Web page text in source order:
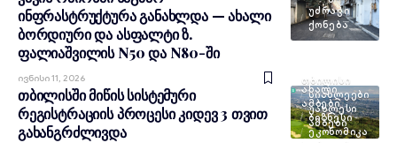
ᲣᲫᲠᲐᲕᲘ
ᲥᲝᲜᲔᲑᲐ
ინფრასტრუქტურა განახლდა — ახალი
ბორდიური და ასფალტი ზ.
ფალიაშვილის N50 და N80-ში
Ივნისი 11, 2026
ᲗᲑᲘᲚᲘᲡᲘ
ᲡᲘᲐᲮᲚᲔᲔᲑᲘ
ᲣᲐᲮᲚᲔᲡᲘ
ᲐᲛᲑᲔᲑᲘ
თბილისში მიწის სისტემური
რეგისტრაციის პროცესი კიდევ 3 თვით
გახანგრძლივდა
ᲐᲮᲐᲚᲘ
ᲐᲛᲑᲔᲑᲘ
ᲑᲘᲖᲜᲔᲡᲘ
ᲔᲙᲝᲜᲝᲛᲘᲙᲐ